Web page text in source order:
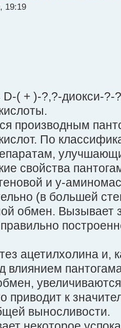
19:19
D-( + )-?,?-диокси-
производным
По
свойства
и у-
(в большей
обмен. Вызывает
ацетилхолина и,
влиянием
приводит к
выносливости.